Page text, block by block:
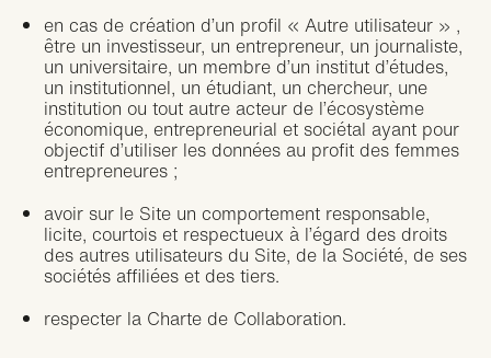
en cas de création d’un profil « Autre utilisateur » ,
être un investisseur, un entrepreneur, un journaliste,
un universitaire, un membre d’un institut d’études,
un institutionnel, un étudiant, un chercheur, une
institution ou tout autre acteur de l’écosystème
économique, entrepreneurial et sociétal ayant pour
objectif d’utiliser les données au profit des femmes
entrepreneures ;
avoir sur le Site un comportement responsable,
licite, courtois et respectueux à l’égard des droits
des autres utilisateurs du Site, de la Société, de ses
sociétés affiliées et des tiers.
respecter la Charte de Collaboration.